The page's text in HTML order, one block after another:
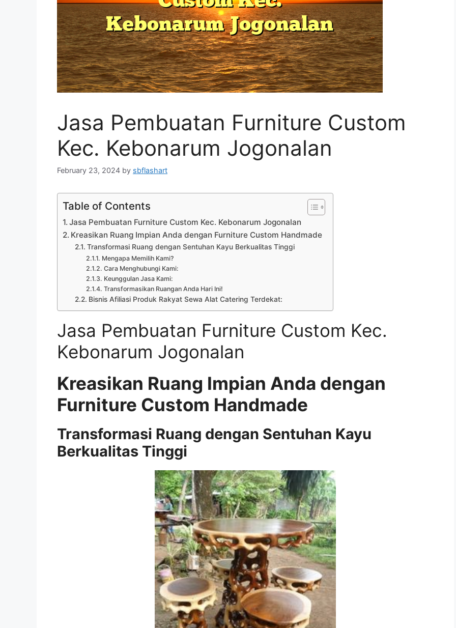
Jasa Pembuatan Furniture Custom
Kec. Kebonarum Jogonalan
February 23, 2024 by sbflashart
Table of Contents
Jasa Pembuatan Furniture Custom Kec. Kebonarum Jogonalan
Kreasikan Ruang Impian Anda dengan Furniture Custom Handmade
Transformasi Ruang dengan Sentuhan Kayu Berkualitas Tinggi
Mengapa Memilih Kami?
Cara Menghubungi Kami:
Keunggulan Jasa Kami:
Transformasikan Ruangan Anda Hari Ini!
Bisnis Afiliasi Produk Rakyat Sewa Alat Catering Terdekat:
Jasa Pembuatan Furniture Custom Kec.
Kebonarum Jogonalan
Kreasikan Ruang Impian Anda dengan
Furniture Custom Handmade
Transformasi Ruang dengan Sentuhan Kayu
Berkualitas Tinggi